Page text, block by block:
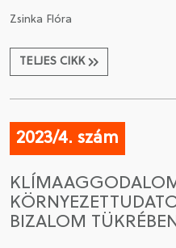
Zsinka Flóra
TELJES CIKK
2023/4. szám
BIZALOM